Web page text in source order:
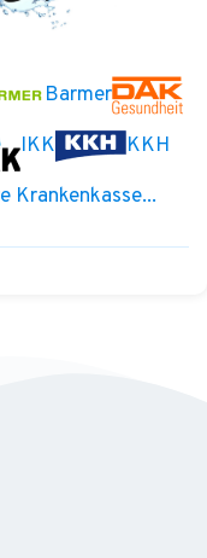
Barmer
IKK
KKH
Krankenkasse...